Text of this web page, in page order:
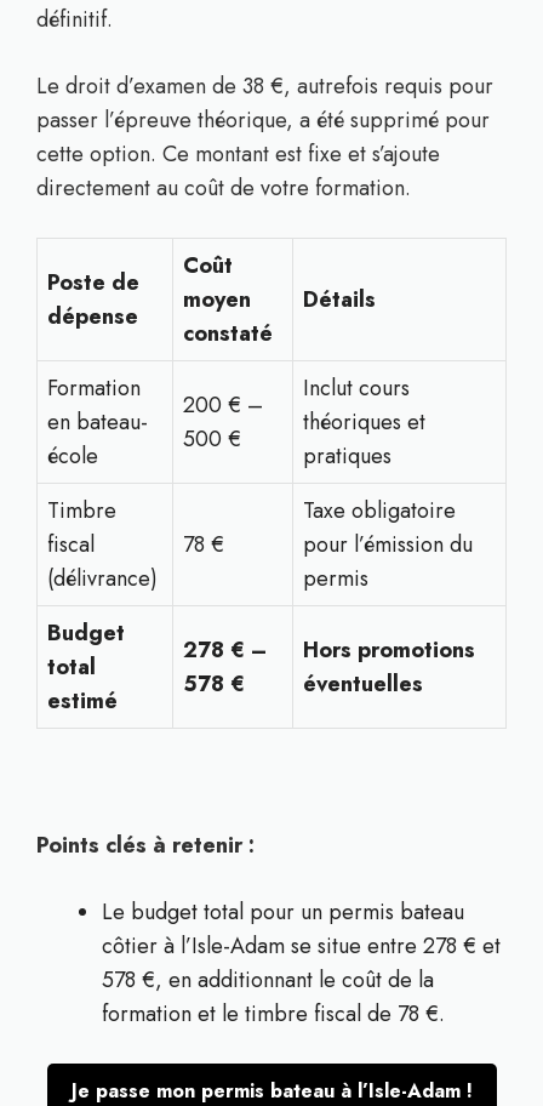
définitif.
Le droit d’examen de 38 €, autrefois requis pour
passer l’épreuve théorique, a été supprimé pour
cette option. Ce montant est fixe et s’ajoute
directement au coût de votre formation.
Poste de
dépense
Coût
moyen
constaté
Détails
Formation
en bateau-
école
200 € –
500 €
Inclut cours
théoriques et
pratiques
Timbre
fiscal
(délivrance)
78 €
Taxe obligatoire
pour l’émission du
permis
Budget
total
estimé
278 € –
578 €
Hors promotions
éventuelles
Points clés à retenir :
Le budget total pour un permis bateau
côtier à l’Isle-Adam se situe entre 278 € et
578 €, en additionnant le coût de la
formation et le timbre fiscal de 78 €.
Je passe mon permis bateau à l’Isle-Adam !